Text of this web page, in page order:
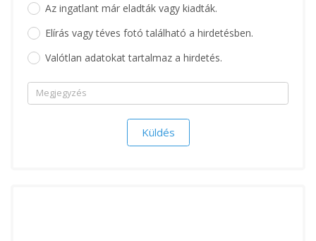
Az ingatlant már eladták vagy kiadták.
Elírás vagy téves fotó található a hirdetésben.
Valótlan adatokat tartalmaz a hirdetés.